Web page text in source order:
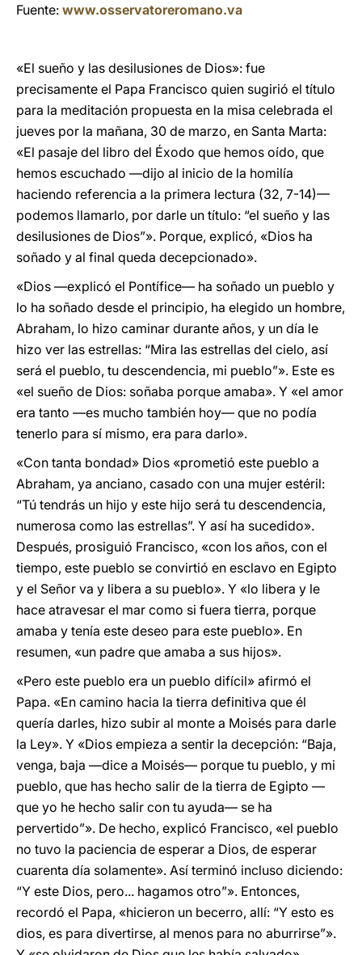
Fuente: www.osservatoreromano.va
«El sueño y las desilusiones de Dios»: fue
precisamente el Papa Francisco quien sugirió el título
para la meditación propuesta en la misa celebrada el
jueves por la mañana, 30 de marzo, en Santa Marta:
«El pasaje del libro del Éxodo que hemos oído, que
hemos escuchado —dijo al inicio de la homilía
haciendo referencia a la primera lectura (32, 7-14)—
podemos llamarlo, por darle un título: “el sueño y las
desilusiones de Dios”». Porque, explicó, «Dios ha
soñado y al final queda decepcionado».
«Dios —explicó el Pontífice— ha soñado un pueblo y
lo ha soñado desde el principio, ha elegido un hombre,
Abraham, lo hizo caminar durante años, y un día le
hizo ver las estrellas: “Mira las estrellas del cielo, así
será el pueblo, tu descendencia, mi pueblo”». Este es
«el sueño de Dios: soñaba porque amaba». Y «el amor
era tanto —es mucho también hoy— que no podía
tenerlo para sí mismo, era para darlo».
«Con tanta bondad» Dios «prometió este pueblo a
Abraham, ya anciano, casado con una mujer estéril:
“Tú tendrás un hijo y este hijo será tu descendencia,
numerosa como las estrellas”. Y así ha sucedido».
Después, prosiguió Francisco, «con los años, con el
tiempo, este pueblo se convirtió en esclavo en Egipto
y el Señor va y libera a su pueblo». Y «lo libera y le
hace atravesar el mar como si fuera tierra, porque
amaba y tenía este deseo para este pueblo». En
resumen, «un padre que amaba a sus hijos».
«Pero este pueblo era un pueblo difícil» afirmó el
Papa. «En camino hacia la tierra definitiva que él
quería darles, hizo subir al monte a Moisés para darle
la Ley». Y «Dios empieza a sentir la decepción: “Baja,
venga, baja —dice a Moisés— porque tu pueblo, y mi
pueblo, que has hecho salir de la tierra de Egipto —
que yo he hecho salir con tu ayuda— se ha
pervertido”». De hecho, explicó Francisco, «el pueblo
no tuvo la paciencia de esperar a Dios, de esperar
cuarenta día solamente». Así terminó incluso diciendo:
“Y este Dios, pero... hagamos otro”». Entonces,
recordó el Papa, «hicieron un becerro, allí: “Y esto es
dios, es para divertirse, al menos para no aburrirse”».